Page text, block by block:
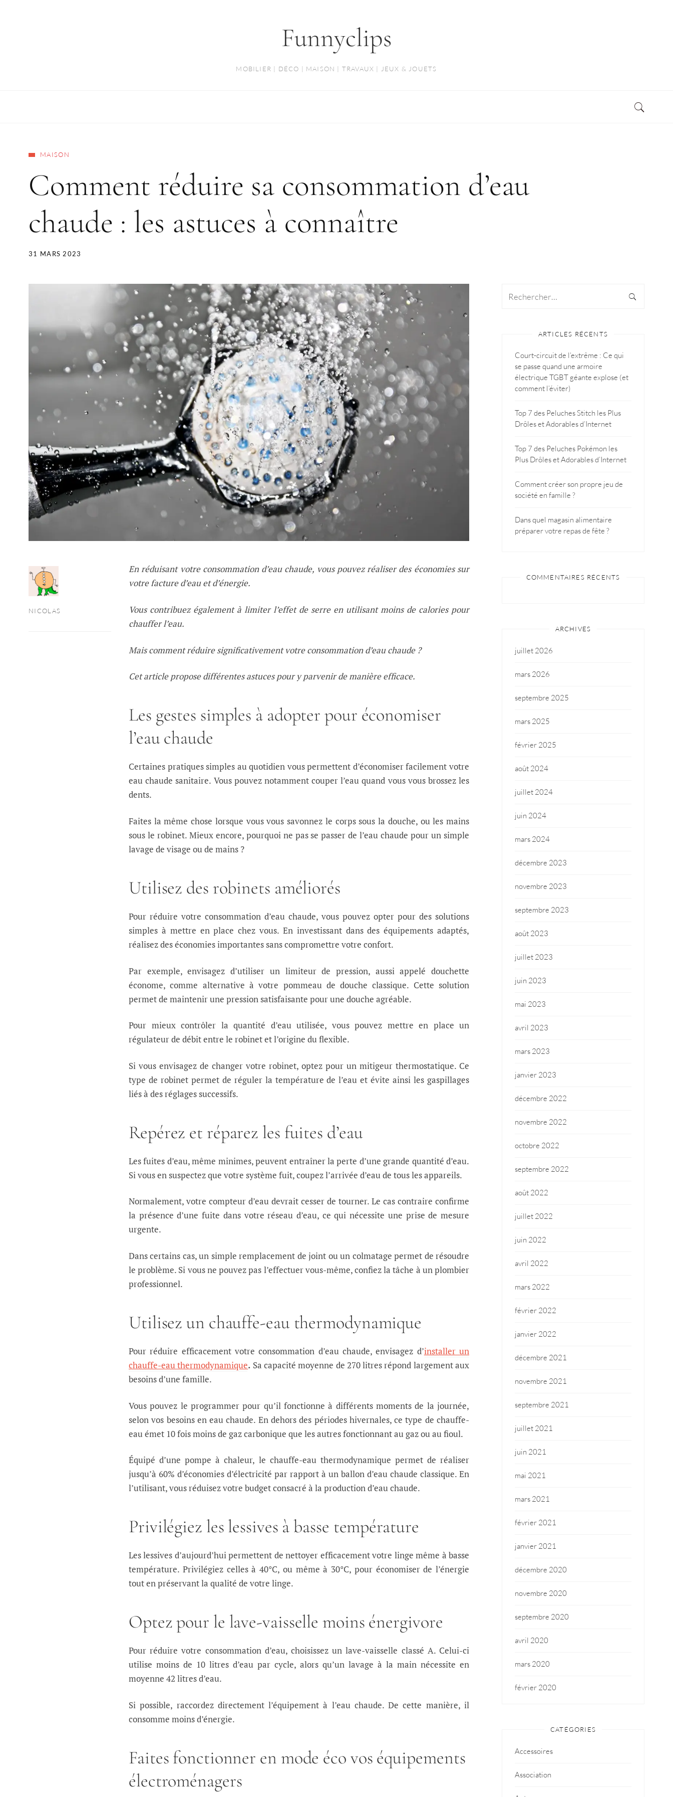
Funnyclips
MOBILIER | DÉCO | MAISON | TRAVAUX | JEUX & JOUETS
MAISON
Comment réduire sa consommation d’eau
chaude : les astuces à connaître
31 MARS 2023
NICOLAS
En réduisant votre consommation d’eau chaude, vous pouvez réaliser des économies sur
votre facture d’eau et d’énergie.
Vous contribuez également à limiter l’effet de serre en utilisant moins de calories pour
chauffer l’eau.
Mais comment réduire significativement votre consommation d’eau chaude ?
Cet article propose différentes astuces pour y parvenir de manière efficace.
Les gestes simples à adopter pour économiser
l’eau chaude
Certaines pratiques simples au quotidien vous permettent d’économiser facilement votre
eau chaude sanitaire. Vous pouvez notamment couper l’eau quand vous vous brossez les
dents.
Faites la même chose lorsque vous vous savonnez le corps sous la douche, ou les mains
sous le robinet. Mieux encore, pourquoi ne pas se passer de l’eau chaude pour un simple
lavage de visage ou de mains ?
Utilisez des robinets améliorés
Pour réduire votre consommation d’eau chaude, vous pouvez opter pour des solutions
simples à mettre en place chez vous. En investissant dans des équipements adaptés,
réalisez des économies importantes sans compromettre votre confort.
Par exemple, envisagez d’utiliser un limiteur de pression, aussi appelé douchette
économe, comme alternative à votre pommeau de douche classique. Cette solution
permet de maintenir une pression satisfaisante pour une douche agréable.
Pour mieux contrôler la quantité d’eau utilisée, vous pouvez mettre en place un
régulateur de débit entre le robinet et l’origine du flexible.
Si vous envisagez de changer votre robinet, optez pour un mitigeur thermostatique. Ce
type de robinet permet de réguler la température de l’eau et évite ainsi les gaspillages
liés à des réglages successifs.
Repérez et réparez les fuites d’eau
Les fuites d’eau, même minimes, peuvent entraîner la perte d’une grande quantité d’eau.
Si vous en suspectez que votre système fuit, coupez l’arrivée d’eau de tous les appareils.
Normalement, votre compteur d’eau devrait cesser de tourner. Le cas contraire confirme
la présence d’une fuite dans votre réseau d’eau, ce qui nécessite une prise de mesure
urgente.
Dans certains cas, un simple remplacement de joint ou un colmatage permet de résoudre
le problème. Si vous ne pouvez pas l’effectuer vous-même, confiez la tâche à un plombier
professionnel.
Utilisez un chauffe-eau thermodynamique
Pour réduire efficacement votre consommation d’eau chaude, envisagez d’installer un
chauffe-eau thermodynamique. Sa capacité moyenne de 270 litres répond largement aux
besoins d’une famille.
Vous pouvez le programmer pour qu’il fonctionne à différents moments de la journée,
selon vos besoins en eau chaude. En dehors des périodes hivernales, ce type de chauffe-
eau émet 10 fois moins de gaz carbonique que les autres fonctionnant au gaz ou au fioul.
Équipé d’une pompe à chaleur, le chauffe-eau thermodynamique permet de réaliser
jusqu’à 60% d’économies d’électricité par rapport à un ballon d’eau chaude classique. En
l’utilisant, vous réduisez votre budget consacré à la production d’eau chaude.
Privilégiez les lessives à basse température
Les lessives d’aujourd’hui permettent de nettoyer efficacement votre linge même à basse
température. Privilégiez celles à 40°C, ou même à 30°C, pour économiser de l’énergie
tout en préservant la qualité de votre linge.
Optez pour le lave-vaisselle moins énergivore
Pour réduire votre consommation d’eau, choisissez un lave-vaisselle classé A. Celui-ci
utilise moins de 10 litres d’eau par cycle, alors qu’un lavage à la main nécessite en
moyenne 42 litres d’eau.
Si possible, raccordez directement l’équipement à l’eau chaude. De cette manière, il
consomme moins d’énergie.
Faites fonctionner en mode éco vos équipements
électroménagers
ARTICLES RÉCENTS
Court-circuit de l’extrême : Ce qui
se passe quand une armoire
électrique TGBT géante explose (et
comment l’éviter)
Top 7 des Peluches Stitch les Plus
Drôles et Adorables d’Internet
Top 7 des Peluches Pokémon les
Plus Drôles et Adorables d’Internet
Comment créer son propre jeu de
société en famille ?
Dans quel magasin alimentaire
préparer votre repas de fête ?
COMMENTAIRES RÉCENTS
ARCHIVES
juillet 2026
mars 2026
septembre 2025
mars 2025
février 2025
août 2024
juillet 2024
juin 2024
mars 2024
décembre 2023
novembre 2023
septembre 2023
août 2023
juillet 2023
juin 2023
mai 2023
avril 2023
mars 2023
janvier 2023
décembre 2022
novembre 2022
octobre 2022
septembre 2022
août 2022
juillet 2022
juin 2022
avril 2022
mars 2022
février 2022
janvier 2022
décembre 2021
novembre 2021
septembre 2021
juillet 2021
juin 2021
mai 2021
mars 2021
février 2021
janvier 2021
décembre 2020
novembre 2020
septembre 2020
avril 2020
mars 2020
février 2020
CATÉGORIES
Accessoires
Association